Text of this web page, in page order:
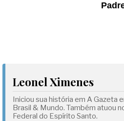
Leonel Ximenes
Iniciou sua história em A Gazeta
Brasil & Mundo. Também atuou
Federal do Espírito Santo.